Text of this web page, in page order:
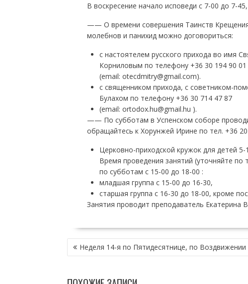
В воскресение начало исповеди с 7-00 до 7-
—— О времени совершения Таинств
молебнов и панихид можно договориться:
с настоятелем русского прихода во имя
Корниловым по телефону +36 30 194 90 01
(email: otecdmitry@gmail.com).
с священником прихода, с советником-
Булахом по телефону +36 30 714 47 87
(email: ortodox.hu@gmail.hu ).
—— По субботам в Успенском соборе
обращайтесь к Хорунжей Ирине по тел. +36
Церковно-приходской кружок для детей
Время проведения занятий (уточняйте
по субботам с 15-00 до 18-00 :
младшая группа с 15-00 до 16-30,
старшая группа с 16-30 до 18-00, кроме
Занятия проводит преподаватель Екатерина
Н
А
И
Неделя 14-я по Пятидесятнице, по Воздвижении